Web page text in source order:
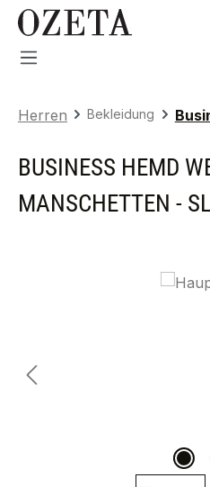
Zum Hauptinhalt springen
Herren Bekleidung
BUSINESS HEMD
ANSCHETTEN -
Bildergalerie überspringen